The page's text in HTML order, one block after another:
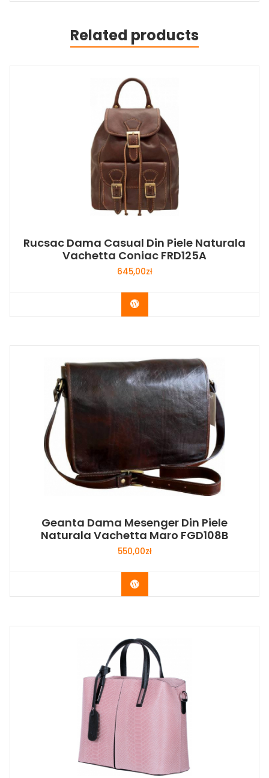
Related products
Rucsac Dama Casual Din Piele Naturala
Vachetta Coniac FRD125A
645,00zł
Buy Now
Geanta Dama Mesenger Din Piele
Naturala Vachetta Maro FGD108B
550,00zł
Buy Now